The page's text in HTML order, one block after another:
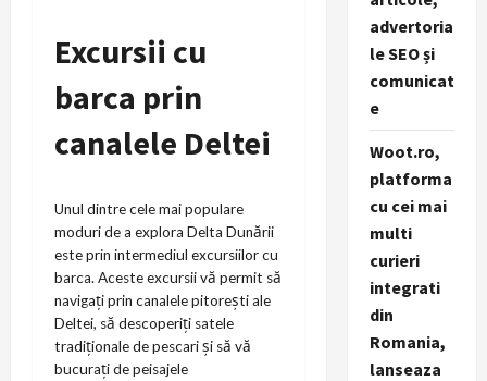
Excursii cu
barca prin
canalele Deltei
Unul dintre cele mai populare
moduri de a explora Delta Dunării
este prin intermediul excursiilor cu
barca. Aceste excursii vă permit să
navigați prin canalele pitorești ale
Deltei, să descoperiți satele
tradiționale de pescari și să vă
bucurați de peisajele
advertoria
le SEO și
comunicat
e
Woot.ro,
platforma
cu cei mai
multi
curieri
integrati
din
Romania,
lanseaza